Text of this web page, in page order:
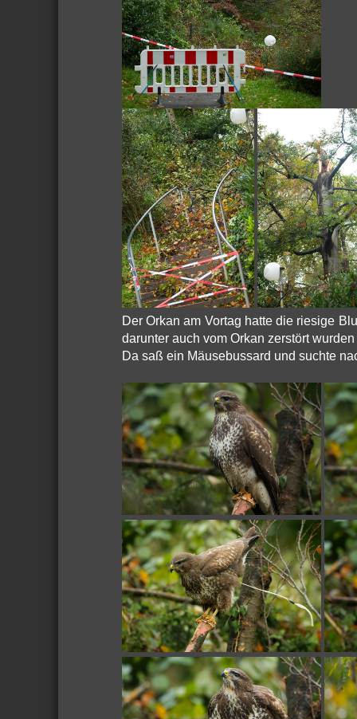
Der Orkan am Vortag hatte die riesige
darunter auch vom Orkan zerstört
Da saß ein Mäusebussard und suchte